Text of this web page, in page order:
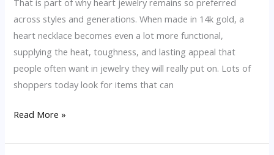
That is part of why heart jewelry remains so preferred
across styles and generations. When made in 14k gold, a
heart necklace becomes even a lot more functional,
supplying the heat, toughness, and lasting appeal that
people often want in jewelry they will really put on. Lots of
shoppers today look for items that can
Best
Gifts
Read More »